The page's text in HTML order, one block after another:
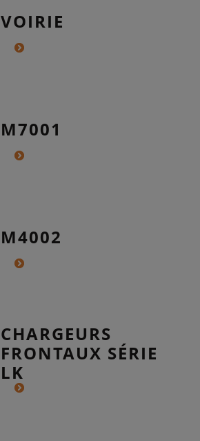
VOIRIE
M7001
M4002
CHARGEURS
FRONTAUX SÉRIE
LK